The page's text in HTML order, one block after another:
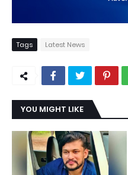
Tags Latest News
YOU MIGHT LIKE